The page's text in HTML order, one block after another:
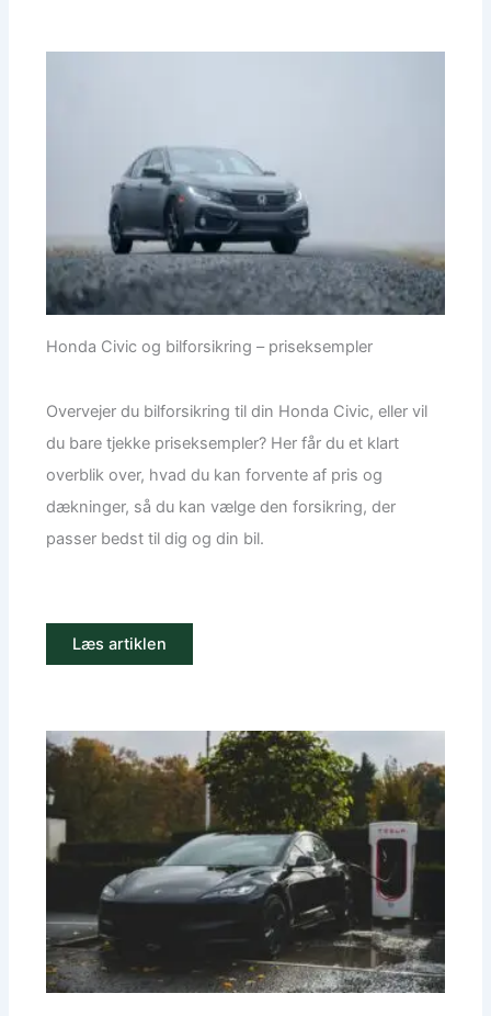
Honda Civic og bilforsikring – priseksempler
Overvejer du bilforsikring til din Honda Civic, eller vil
du bare tjekke priseksempler? Her får du et klart
overblik over, hvad du kan forvente af pris og
dækninger, så du kan vælge den forsikring, der
passer bedst til dig og din bil.
Læs artiklen